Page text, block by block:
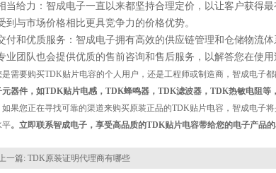
当给力：智成电子一直以来都坚持合理定价，以让客户获得
到与市场价格相比更具竞争力的价格优势。
付和优质服务：智成电子拥有高效的供应链管理和仓储物流
业团队也会提供优质的售前咨询和售后服务，以解答您在使用
是需要购买TDK贴片电容的个人用户，还是工程师或制造商，智成电子
元器件，如TDK贴片电感，TDK蜂鸣器，TDK滤波器，TDK热敏电阻等
如果您正在寻找可靠的渠道来购买原装正品的TDK贴片电容，智成电子
平。立即联系智成电子，享受高品质的TDK贴片电容带给您的电子产品的
一篇: TDK原装证明代理商有哪些